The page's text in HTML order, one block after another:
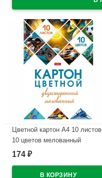
Цветной картон А4 10 листов
10 цветов мелованный
двухсторонний Hatber
арт.10Кц4_25049
174 ₽